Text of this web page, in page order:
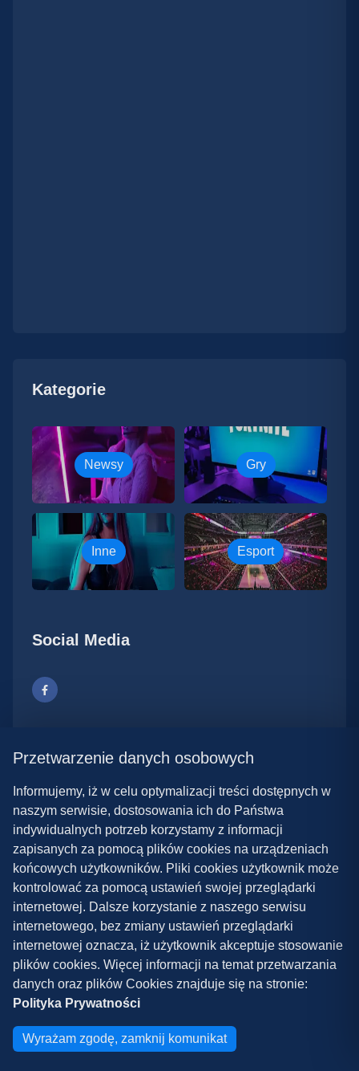
Kategorie
Newsy Gry
Inne Esport
Social Media
Popularne
Gry
28.03.2024 9:52
Minecraft – mody na survival. Top 10
modyfikacji!
08.03.2024 13:28
roku – nowa paczka!
Przetwarzenie danych osobowych
Informujemy, iż w celu optymalizacji treści dostępnych w
naszym serwisie, dostosowania ich do Państwa
indywidualnych potrzeb korzystamy z informacji
zapisanych za pomocą plików cookies na urządzeniach
końcowych użytkowników. Pliki cookies użytkownik może
kontrolować za pomocą ustawień swojej przeglądarki
internetowej. Dalsze korzystanie z naszego serwisu
internetowego, bez zmiany ustawień przeglądarki
internetowej oznacza, iż użytkownik akceptuje stosowanie
plików cookies. Więcej informacji na temat przetwarzania
danych oraz plików Cookies znajduje się na stronie:
Polityka Prywatności
Wyrażam zgodę, zamknij komunikat